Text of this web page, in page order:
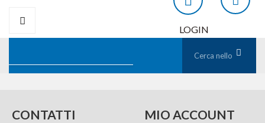
LOGIN
CONTATTI MIO ACCOUNT